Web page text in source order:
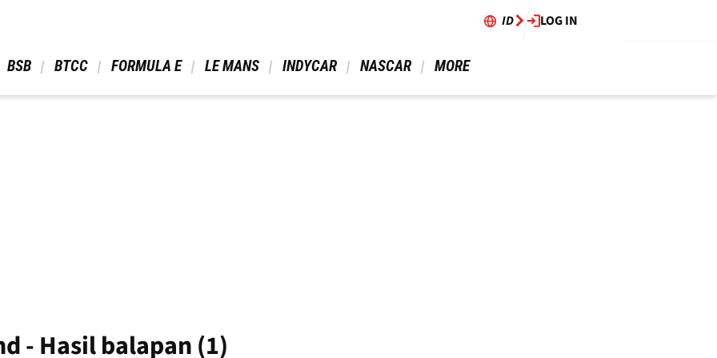
ID LOG IN
BSB BTCC FORMULA E LE MANS INDYCAR NASCAR MORE
- Hasil balapan (1)